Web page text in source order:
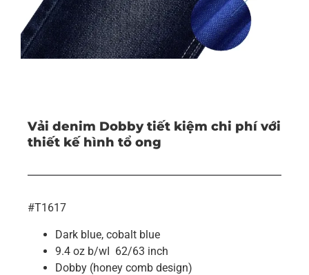
Vải denim Dobby tiết kiệm chi phí với
thiết kế hình tổ ong
#T1617
Dark blue, cobalt blue
9.4 oz b/wI 62/63 inch
Dobby (honey comb design)